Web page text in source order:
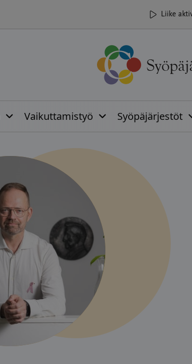
Liike
Vaikuttamistyö Syöpäjärjestöt